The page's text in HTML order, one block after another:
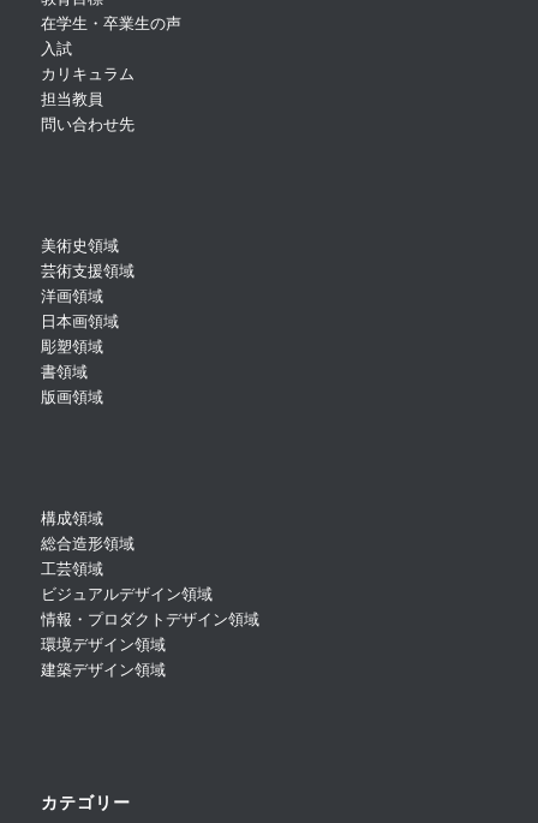
在学生・卒業生の声
入試
カリキュラム
担当教員
問い合わせ先
美術史領域
芸術支援領域
洋画領域
日本画領域
彫塑領域
書領域
版画領域
構成領域
総合造形領域
工芸領域
ビジュアルデザイン領域
情報・プロダクトデザイン領域
環境デザイン領域
建築デザイン領域
カテゴリー